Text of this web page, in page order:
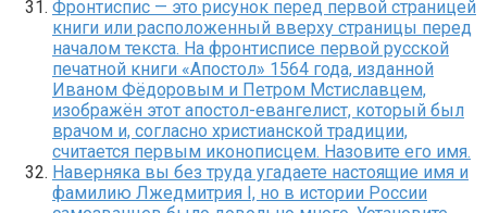
Фронтиспис — это рисунок перед первой страницей
книги или расположенный вверху страницы перед
началом текста. На фронтисписе первой русской
печатной книги «Апостол» 1564 года, изданной
Иваном Фёдоровым и Петром Мстиславцем,
изображён этот апостол-евангелист, который был
врачом и, согласно христианской традиции,
считается первым иконописцем. Назовите его имя.
Наверняка вы без труда угадаете настоящие имя и
фамилию Лжедмитрия I, но в истории России